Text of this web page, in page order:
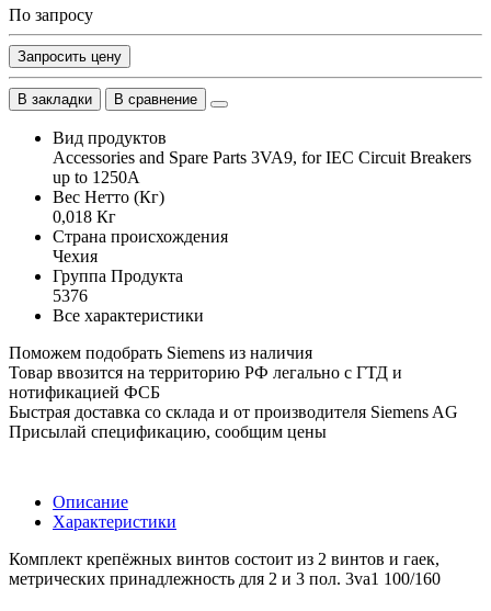
По запросу
Запросить цену
В закладки В сравнение
Вид продуктов
Accessories and Spare Parts 3VA9, for IEC Circuit Breakers
up to 1250A
Вес Нетто (Кг)
0,018 Кг
Страна происхождения
Чехия
Группа Продукта
5376
Все характеристики
Поможем подобрать Siemens из наличия
Товар ввозится на территорию РФ легально с ГТД и
нотификацией ФСБ
Быстрая доставка со склада и от производителя Siemens AG
Присылай спецификацию, сообщим цены
Описание
Характеристики
Комплект крепёжных винтов состоит из 2 винтов и гаек,
метрических принадлежность для 2 и 3 пол. 3va1 100/160